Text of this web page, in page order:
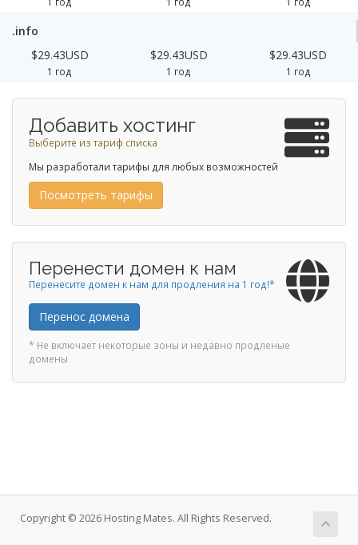
.info
$29.43USD
1 год
$29.43USD
1 год
$29.43USD
1 год
Добавить хостинг
Выберите из тариф списка
Мы разработали тарифы для любых возможностей
Посмотреть тарифы
Перенести домен к нам
Перенесите домен к нам для продления на 1 год!*
Перенос домена
* Не включает некоторые зоны и недавно продленые
домены
Copyright © 2026 Hosting Mates. All Rights Reserved.